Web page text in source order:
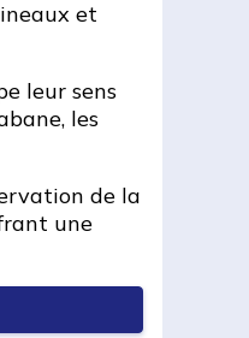
et
leur sens
les
de la
une